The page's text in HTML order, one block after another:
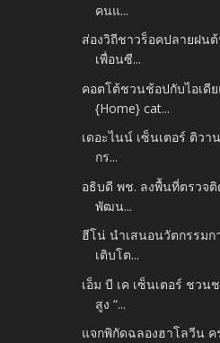
คนแ...
ส่องวิถีชาวร็อคปลายฝน
เพื่อนซี...
คอตโต้ชวนช้อปกับไอเดี
{Home} cat...
เดอะไนน์ เซ็นเตอร์ ติว
กร...
อธิบดี พช. ลงพื้นที่ตรวจ
พัฒน...
ฮีโน่ นำเสนอนวัตกรรม
เติบโต...
เอ็ม บี เค เซ็นเตอร์ ชว
สูง “...
แจกพิกัดฉลองฮาโลวีน ค